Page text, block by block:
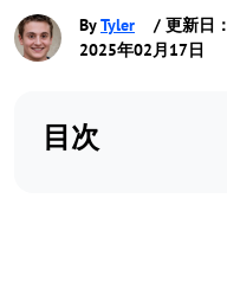
ByTyler
/ 更新日：
2025年02月17日
目次